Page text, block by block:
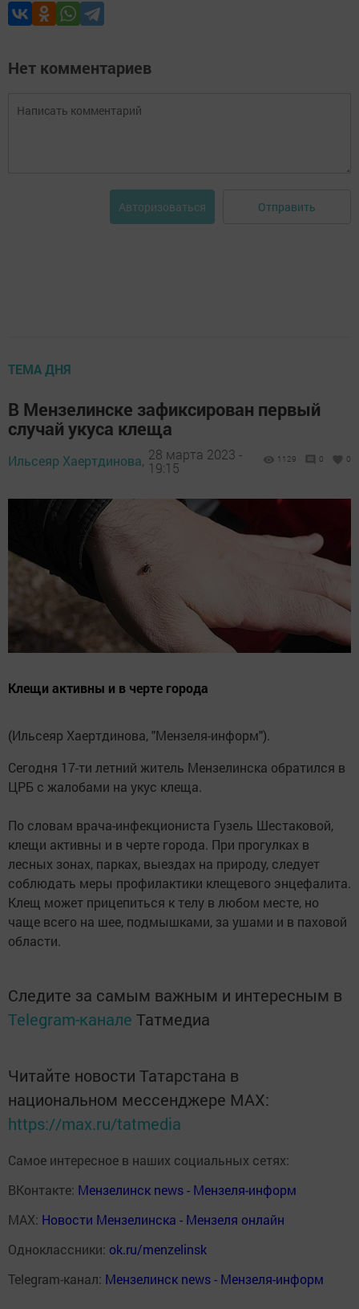
Нет комментариев
Авторизоваться Отправить
ТЕМА ДНЯ
В Мензелинске зафиксирован первый
случай укуса клеща
Ильсеяр Хаертдинова, 28 марта 2023 -
19:15
1129 0 0
Клещи активны и в черте города
(Ильсеяр Хаертдинова, "Мензеля-информ").
Сегодня 17-ти летний житель Мензелинска обратился в
ЦРБ с жалобами на укус клеща.
По словам врача-инфекциониста Гузель Шестаковой,
клещи активны и в черте города. При прогулках в
лесных зонах, парках, выездах на природу, следует
соблюдать меры профилактики клещевого энцефалита.
Клещ может прицепиться к телу в любом месте, но
чаще всего на шее, подмышками, за ушами и в паховой
области.
Следите за самым важным и интересным в
Telegram-канале Татмедиа
Читайте новости Татарстана в
национальном мессенджере MАХ:
https://max.ru/tatmedia
Самое интересное в наших социальных сетях:
ВКонтакте: Мензелинск news - Мензеля-информ
MAX: Новости Мензелинска - Мензеля онлайн
Одноклассники: ok.ru/menzelinsk
Telegram-канал: Мензелинск news - Мензеля-информ